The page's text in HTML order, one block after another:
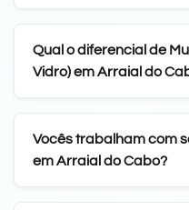
Qual o diferencial de
Vidro) em Arraial do
Vocês trabalham com
em Arraial do Cabo?